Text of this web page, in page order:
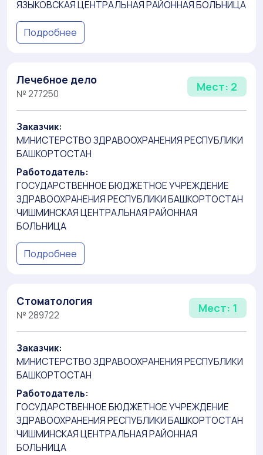
ЯЗЫКОВСКАЯ ЦЕНТРАЛЬНАЯ РАЙОННАЯ БОЛЬНИЦА
Подробнее
Лечебное дело
№ 277250
Мест: 2
Заказчик:
МИНИСТЕРСТВО ЗДРАВООХРАНЕНИЯ РЕСПУБЛИКИ
БАШКОРТОСТАН
Работодатель:
ГОСУДАРСТВЕННОЕ БЮДЖЕТНОЕ УЧРЕЖДЕНИЕ
ЗДРАВООХРАНЕНИЯ РЕСПУБЛИКИ БАШКОРТОСТАН
ЧИШМИНСКАЯ ЦЕНТРАЛЬНАЯ РАЙОННАЯ
БОЛЬНИЦА
Подробнее
Стоматология
№ 289722
Мест: 1
Заказчик:
МИНИСТЕРСТВО ЗДРАВООХРАНЕНИЯ РЕСПУБЛИКИ
БАШКОРТОСТАН
Работодатель:
ГОСУДАРСТВЕННОЕ БЮДЖЕТНОЕ УЧРЕЖДЕНИЕ
ЗДРАВООХРАНЕНИЯ РЕСПУБЛИКИ БАШКОРТОСТАН
ЧИШМИНСКАЯ ЦЕНТРАЛЬНАЯ РАЙОННАЯ
БОЛЬНИЦА